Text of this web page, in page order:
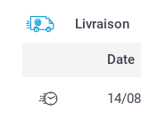
Livraison
Date
14/